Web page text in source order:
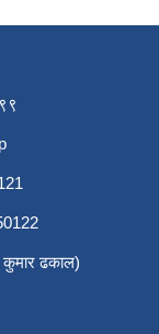
ढकाल)